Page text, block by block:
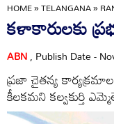
HOME»TELANGANA»
కళాకారులకు
ABN, Publish Date -
ప్రజా చైతన్య
కీలకమని కల్వకుర్తి